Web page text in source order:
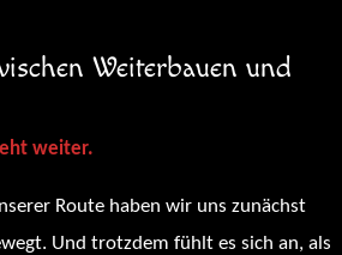
Weiterbauen und
weiter.
Route haben wir uns zunächst
Und trotzdem fühlt es sich an, als